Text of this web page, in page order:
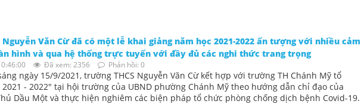
Nguyễn Văn Cừ đã có một lễ khai giảng năm học 2021-2022 ấn tượng với nhiều cảm
hình và qua hệ thống trực tuyến với đầy đủ các nghi thức trang trọng
Đã xem: 2356 Phản hồi: 0
ngày 15/9/2021, trường THCS Nguyễn Văn Cừ kết hợp với trường TH Chánh Mỹ tổ
- 2022" tại hội trường của UBND phường Chánh Mỹ theo hướng dẫn chỉ đạo của
Dầu Một và thực hiện nghiêm các biện pháp tổ chức phòng chống dịch bệnh Covid-19.